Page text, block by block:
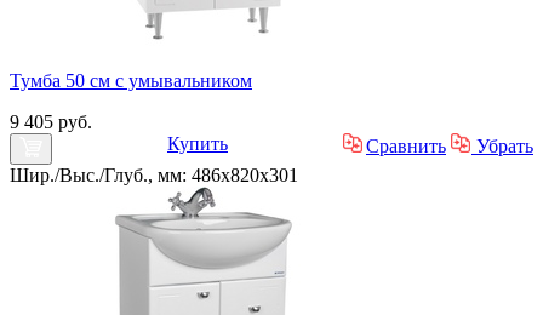
Тумба 50 см с умывальником
9 405 руб.
Купить
Сравнить
Убрать
Шир./Выс./Глуб., мм: 486x820x301